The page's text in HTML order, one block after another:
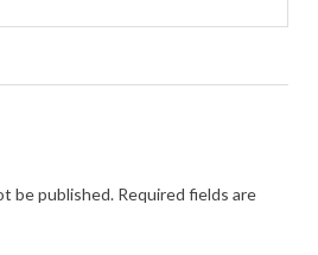
be published. Required fields are